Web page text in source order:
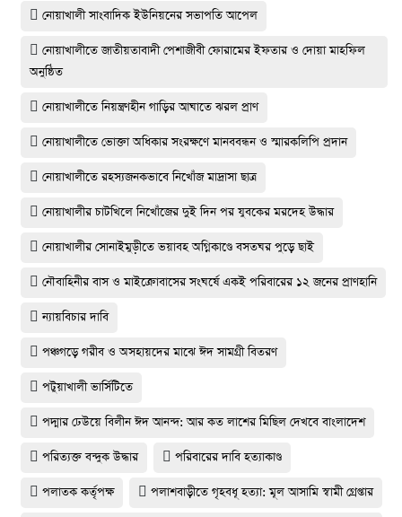
নোয়াখালী সাংবাদিক ইউনিয়নের সভাপতি আপেল
নোয়াখালীতে জাতীয়তাবাদী পেশাজীবী ফোরামের ইফতার ও দোয়া মাহফিল
অনুষ্ঠিত
নোয়াখালীতে নিয়ন্ত্রণহীন গাড়ির আঘাতে ঝরল প্রাণ
নোয়াখালীতে ভোক্তা অধিকার সংরক্ষণে মানববন্ধন ও স্মারকলিপি প্রদান
নোয়াখালীতে রহস্যজনকভাবে নিখোঁজ মাদ্রাসা ছাত্র
নোয়াখালীর চাটখিলে নিখোঁজের দুই দিন পর যুবকের মরদেহ উদ্ধার
নোয়াখালীর সোনাইমুড়ীতে ভয়াবহ অগ্নিকাণ্ডে বসতঘর পুড়ে ছাই
নৌবাহিনীর বাস ও মাইক্রোবাসের সংঘর্ষে একই পরিবারের ১২ জনের প্রাণহানি
ন্যায়বিচার দাবি
পঞ্চগড়ে গরীব ও অসহায়দের মাঝে ঈদ সামগ্রী বিতরণ
পটুয়াখালী ভার্সিটিতে
পদ্মার ঢেউয়ে বিলীন ঈদ আনন্দ: আর কত লাশের মিছিল দেখবে বাংলাদেশ
পরিত্যক্ত বন্দুক উদ্ধার পরিবারের দাবি হত্যাকাণ্ড
পলাতক কর্তৃপক্ষ পলাশবাড়ীতে গৃহবধূ হত্যা: মূল আসামি স্বামী গ্রেপ্তার